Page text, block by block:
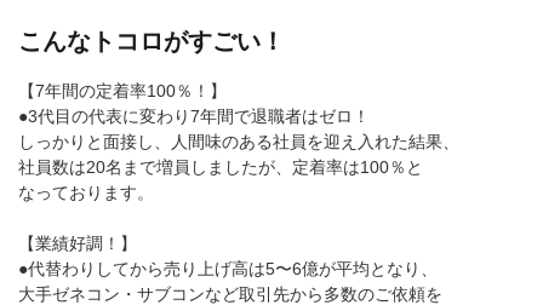
こんなトコロがすごい！
【7年間の定着率100％！】
●3代目の代表に変わり7年間で退職者はゼロ！
しっかりと面接し、人間味のある社員を迎え入れた結果、
社員数は20名まで増員しましたが、定着率は100％と
なっております。
【業績好調！】
●代替わりしてから売り上げ高は5〜6億が平均となり、
大手ゼネコン・サブコンなど取引先から多数のご依頼を